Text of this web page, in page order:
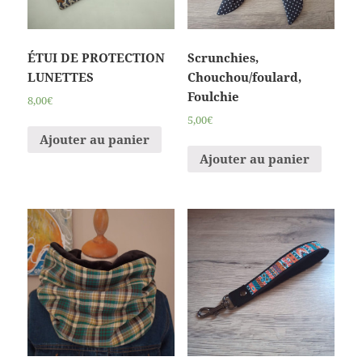
ÉTUI DE PROTECTION
LUNETTES
8,00€
Ajouter au panier
Scrunchies,
Chouchou/foulard,
Foulchie
5,00€
Ajouter au panier